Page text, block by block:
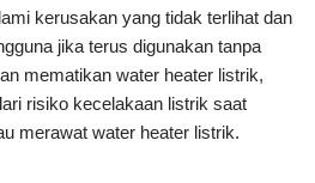
kerusakan yang tidak terlihat dan
jika terus digunakan tanpa
mematikan water heater listrik,
risiko kecelakaan listrik saat
merawat water heater listrik.